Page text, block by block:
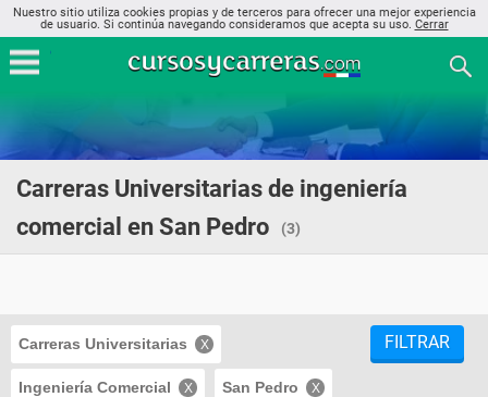
Nuestro sitio utiliza cookies propias y de terceros para ofrecer una mejor experiencia
de usuario. Si continúa navegando consideramos que acepta su uso. Cerrar
Carreras Universitarias de ingeniería
comercial en San Pedro
(3)
Carreras Universitarias
Ingeniería Comercial San Pedro
FILTRAR